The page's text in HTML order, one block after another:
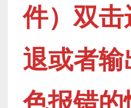
件）双
退或者